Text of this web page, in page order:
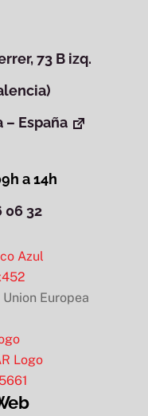
73 B izq.
España
a 14h
06 32